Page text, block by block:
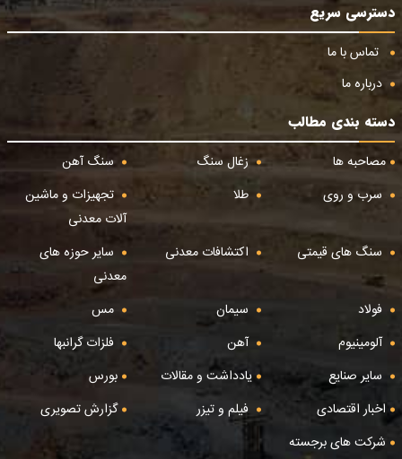
دسترسی سریع
تماس با ما
درباره ما
دسته بندی مطالب
مصاحبه ها
زغال سنگ
سنگ آهن
سرب و روی
طلا
تجهیزات و ماشین
آلات معدنی
سنگ های قیمتی
اکتشافات معدنی
سایر حوزه های
معدنی
فولاد
سیمان
مس
آلومینیوم
آهن
فلزات گرانبها
سایر صنایع
یادداشت و مقالات
بورس
اخبار اقتصادی
فیلم و تیزر
گزارش تصویری
شرکت های برجسته